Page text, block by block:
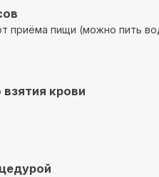
приёма пищи (можно пить
взятия крови